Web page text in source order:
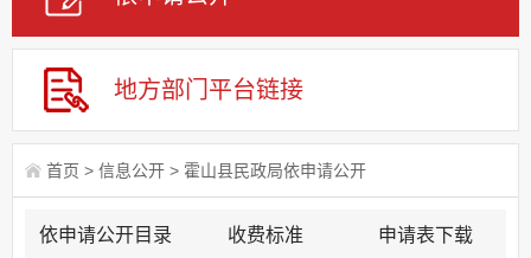
地方部门平台链接
首页 > 信息公开 > 霍山县民政局依申请公开
依申请公开目录 收费标准 申请表下载